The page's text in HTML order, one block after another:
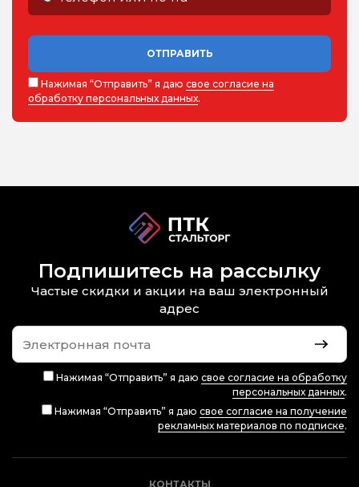
ОТПРАВИТЬ
Нажимая “Отправить” я даю свое согласие на
обработку персональных данных.
Подпишитесь на рассылку
Частые скидки и акции на ваш электронный
адрес
Нажимая “Отправить” я даю свое согласие на обработку
персональных данных.
Нажимая “Отправить” я даю свое согласие на получение
рекламных материалов по подписке.
КОНТАКТЫ